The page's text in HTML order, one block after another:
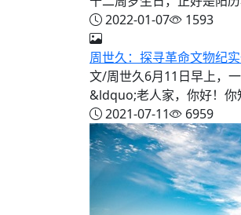
2022-01-07
1593
周世久：探寻革命文物纪
文/周世久6月11日早上，
&ldquo;老人家，你好！你
2021-07-11
6959